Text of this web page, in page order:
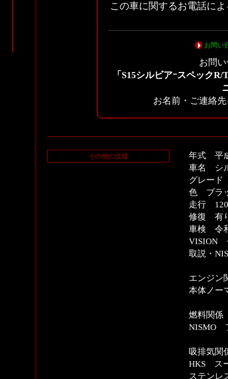
この車に関するお電話に
お問い
お問
「S15シルビアｰスペック
お名前・ご連絡
その他の仕様
年式 平
車名 シ
グレー
色 ブラ
走行
修復 有
車検 令
VISION
取説・
エンジン
本体ノー
燃料関係
NISMO
吸排気関
HKS ス
ステンレ